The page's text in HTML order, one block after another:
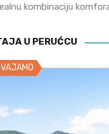
kombinaciju
U PERUĆCU